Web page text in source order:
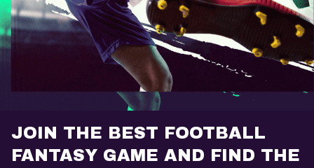
JOIN THE BEST FOOTBALL
FANTASY GAME AND FIND THE